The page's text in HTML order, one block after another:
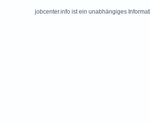
jobcenter.info ist ein unabhängiges